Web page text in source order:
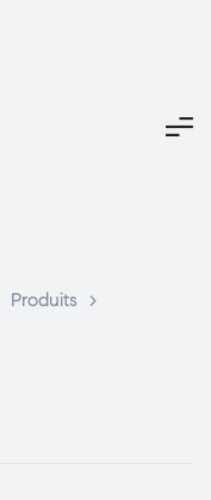
Produits
>